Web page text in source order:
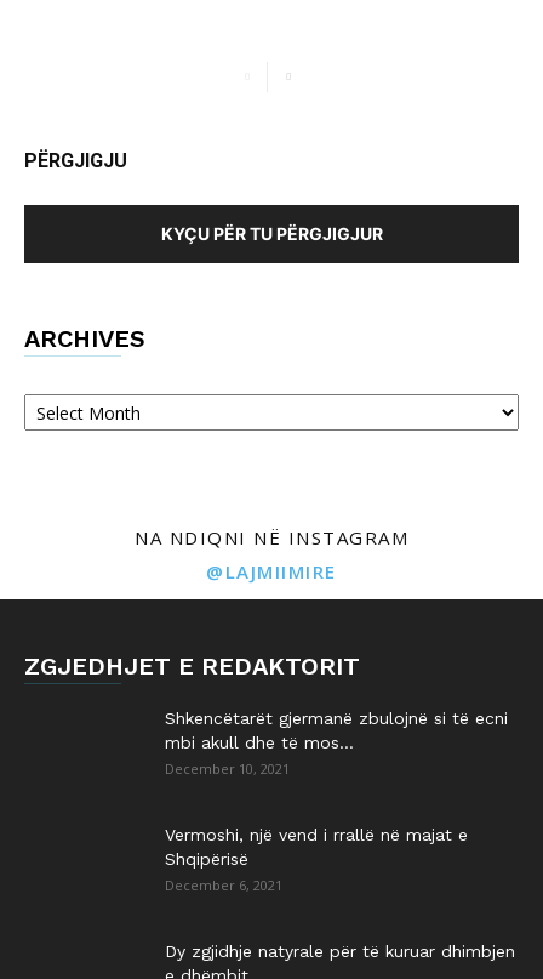
PËRGJIGJU
KYÇU PËR TU PËRGJIGJUR
ARCHIVES
Archives
NA NDIQNI NË INSTAGRAM
@LAJMIIMIRE
ZGJEDHJET E REDAKTORIT
Shkencëtarët gjermanë zbulojnë si të ecni
mbi akull dhe të mos...
December 10, 2021
Vermoshi, një vend i rrallë në majat e
Shqipërisë
December 6, 2021
Dy zgjidhje natyrale për të kuruar dhimbjen